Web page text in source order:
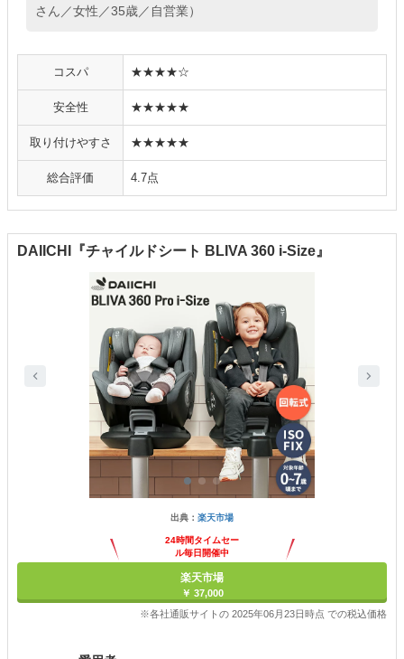
さん／女性／35歳／自営業）
コスパ ★★★★☆
安全性 ★★★★★
取り付けやすさ ★★★★★
総合評価 4.7点
DAIICHI『チャイルドシート BLIVA 360 i-Size』
出典： 楽天市場
24時間タイムセー
ル毎日開催中
楽天市場
￥ 37,000
※各社通販サイトの 2025年06月23日時点 での税込価格